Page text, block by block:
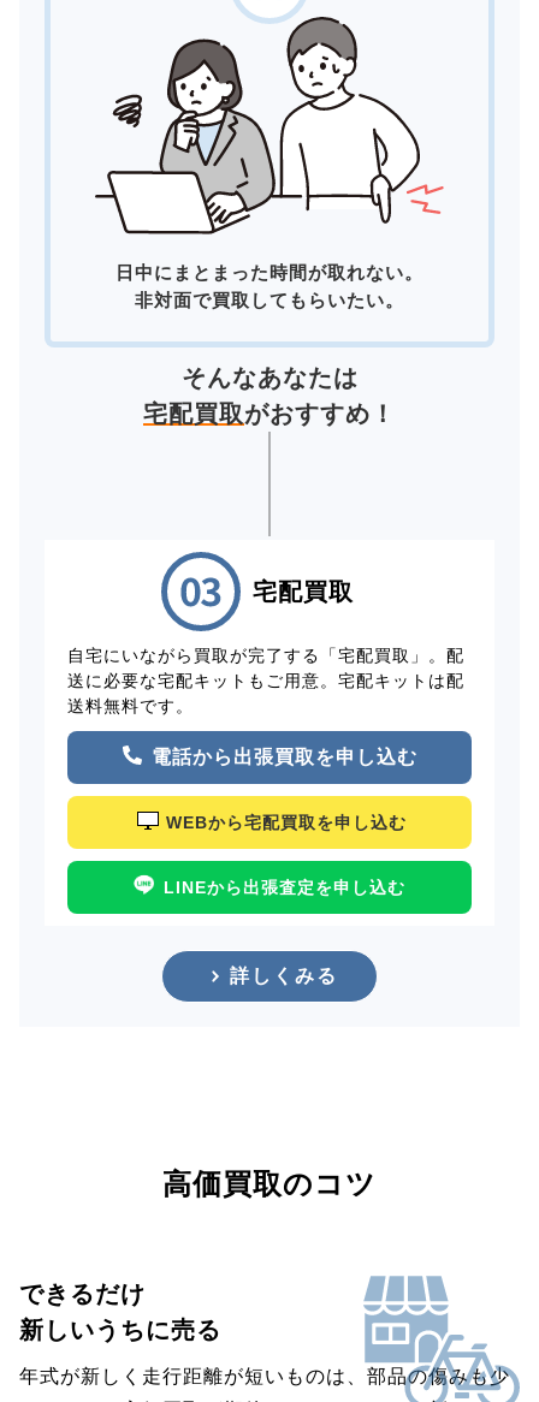
日中にまとまった時間が取れない。
非対面で買取してもらいたい。
そんなあなたは
宅配買取がおすすめ！
宅配買取
自宅にいながら買取が完了する「宅配買取」。配
送に必要な宅配キットもご用意。宅配キットは配
送料無料です。
電話から出張買取を申し込む
WEBから宅配買取を申し込む
LINEから出張査定を申し込む
詳しくみる
高価買取のコツ
できるだけ
新しいうちに売る
年式が新しく走行距離が短いものは、部品の傷みも少